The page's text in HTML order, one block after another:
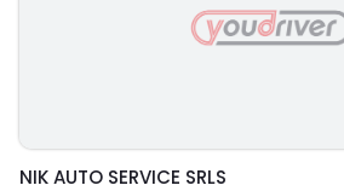
NIK AUTO SERVICE SRLS